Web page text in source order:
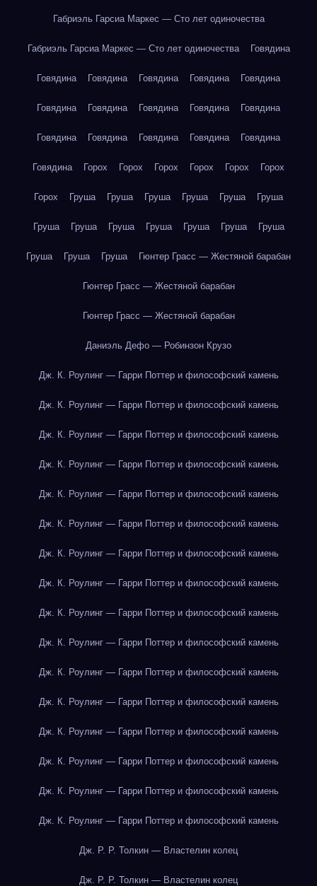
Габриэль Гарсиа Маркес — Сто лет одиночества
Габриэль Гарсиа Маркес — Сто лет одиночества Говядина
Говядина Говядина Говядина Говядина Говядина
Говядина Говядина Говядина Говядина Говядина
Говядина Говядина Говядина Говядина Говядина
Говядина Горох Горох Горох Горох Горох Горох
Горох Груша Груша Груша Груша Груша Груша
Груша Груша Груша Груша Груша Груша Груша
Груша Груша Груша Гюнтер Грасс — Жестяной барабан
Гюнтер Грасс — Жестяной барабан
Гюнтер Грасс — Жестяной барабан
Даниэль Дефо — Робинзон Крузо
Дж. К. Роулинг — Гарри Поттер и философский камень
Дж. К. Роулинг — Гарри Поттер и философский камень
Дж. К. Роулинг — Гарри Поттер и философский камень
Дж. К. Роулинг — Гарри Поттер и философский камень
Дж. К. Роулинг — Гарри Поттер и философский камень
Дж. К. Роулинг — Гарри Поттер и философский камень
Дж. К. Роулинг — Гарри Поттер и философский камень
Дж. К. Роулинг — Гарри Поттер и философский камень
Дж. К. Роулинг — Гарри Поттер и философский камень
Дж. К. Роулинг — Гарри Поттер и философский камень
Дж. К. Роулинг — Гарри Поттер и философский камень
Дж. К. Роулинг — Гарри Поттер и философский камень
Дж. К. Роулинг — Гарри Поттер и философский камень
Дж. К. Роулинг — Гарри Поттер и философский камень
Дж. К. Роулинг — Гарри Поттер и философский камень
Дж. К. Роулинг — Гарри Поттер и философский камень
Дж. Р. Р. Толкин — Властелин колец
Дж. Р. Р. Толкин — Властелин колец